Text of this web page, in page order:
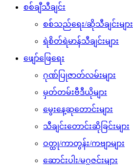
စစ်ချီသီချင်း
စစ်သည်ရေး/ဆိုသီချင်းများ
ရဲစိတ်ရဲမာန်သီချင်းများ
ဖျော်ဖြေရေး
ဂုဏ်ပြုဇာတ်လမ်းများ
မှတ်တမ်းဗီဒီယိုများ
မွေးနေ့ဆုတောင်းများ
သီချင်းတောင်းဆိုခြင်းများ
ဝတ္ထု/ကာတွန်း/ကဗျာများ
ဆောင်းပါး/မဂ္ဂဇင်းများ